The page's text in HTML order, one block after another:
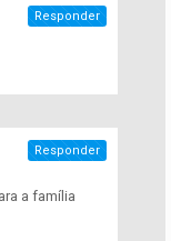
Responder
a família
Responder